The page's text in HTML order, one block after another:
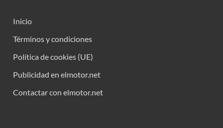
Inicio
Términos y condiciones
Política de cookies (UE)
Publicidad en elmotor.net
Contactar con elmotor.net